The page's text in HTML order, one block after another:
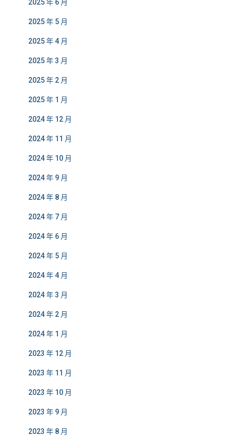
2025 年 6 月
2025 年 5 月
2025 年 4 月
2025 年 3 月
2025 年 2 月
2025 年 1 月
2024 年 12 月
2024 年 11 月
2024 年 10 月
2024 年 9 月
2024 年 8 月
2024 年 7 月
2024 年 6 月
2024 年 5 月
2024 年 4 月
2024 年 3 月
2024 年 2 月
2024 年 1 月
2023 年 12 月
2023 年 11 月
2023 年 10 月
2023 年 9 月
2023 年 8 月